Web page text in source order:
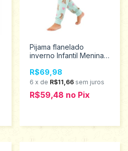
Pijama flanelado
inverno Infantil Menina
R$69,98
6 x de R$11,66 sem juros
R$59,48 no Pix